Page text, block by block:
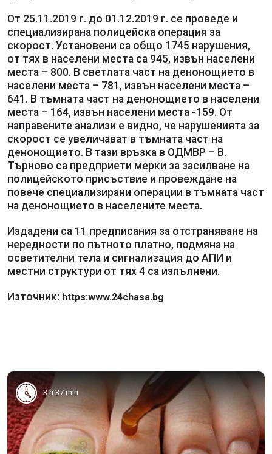
От 25.11.2019 г. до 01.12.2019 г. се проведе и
специализирана полицейска операция за
скорост. Установени са общо 1745 нарушения,
от тях в населени места са 945, извън населени
места – 800. В светлата част на денонощието в
населени места – 781, извън населени места –
641. В тъмната част на денонощието в населени
места – 164, извън населени места -159. От
направените анализи е видно, че нарушенията за
скорост се увеличават в тъмната част на
денонощието. В тази връзка в ОДМВР – В.
Търново са предприети мерки за засилване на
полицейското присъствие и провеждане на
повече специализирани операции в тъмната част
на денонощието в населените места.
Издадени са 11 предписания за отстраняване на
нередности по пътното платно, подмяна на
осветителни тела и сигнализация до АПИ и
местни структури от тях 4 са изпълнени.
Източник: https:www.24chasa.bg
3 h 37 min